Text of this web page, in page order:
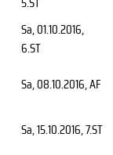
Sa, 01.10.2016,
6.ST
Sa, 08.10.2016, AF
Sa, 15.10.2016, 7.ST